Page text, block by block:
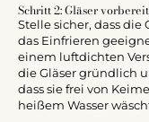
Schritt 2: Gläser
Stelle sicher, dass die
das Einfrieren
einem luftdichten
die Gläser gründlich
dass sie frei von
heißem Wasser